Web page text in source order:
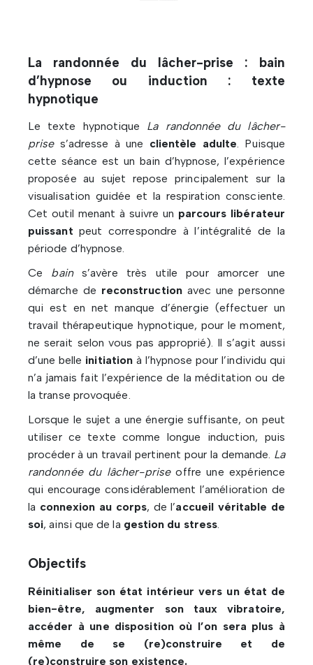
La randonnée du lâcher-prise : bain
d’hypnose ou induction : texte
hypnotique
Le texte hypnotique La randonnée du lâcher-
prises’adresse à une clientèle adulte. Puisque
cette séance est un bain d’hypnose, l’expérience
proposée au sujet repose principalement sur la
visualisation guidée et la respiration consciente.
Cet outil menant à suivre un parcours libérateur
puissant peut correspondre à l’intégralité de la
période d’hypnose.
Ce bains’avère très utile pour amorcer une
démarche de reconstructionavec une personne
qui est en net manque d’énergie (effectuer un
travail thérapeutique hypnotique, pour le moment,
ne serait selon vous pas approprié). Il s’agit aussi
d’une belle initiation à l’hypnose pour l’individu qui
n’a jamais fait l’expérience de la méditation ou de
la transe provoquée.
Lorsque le sujet a une énergie suffisante, on peut
utiliser ce texte comme longue induction, puis
procéder à un travail pertinent pour la demande. La
randonnée du lâcher-priseoffre une expérience
qui encourage considérablement l’amélioration de
la connexion au corps, de l’accueil véritable de
soi, ainsi que de la gestion du stress.
Objectifs
Réinitialiser son état intérieur vers un état de
bien-être, augmenter son taux vibratoire,
accéder à une disposition où l’on sera plus à
même de se (re)construire et de
(re)construire son existence.